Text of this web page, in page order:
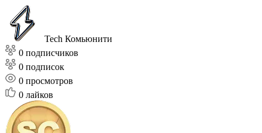
Tech Комьюнити
0 подписчиков
0 подписок
0 просмотров
0 лайков